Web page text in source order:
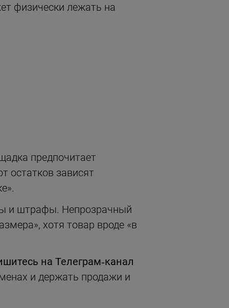
физически лежать на
предпочитает
остатков зависят
и штрафы. Непрозрачный
хотя товар вроде «в
на Телеграм‑канал
и держать продажи и